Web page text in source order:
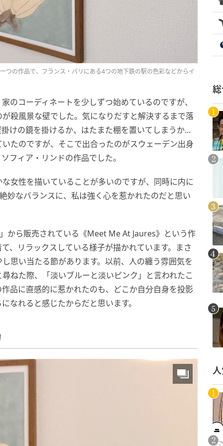
つの作品で、フランス・パリにある4つの地下鉄の駅の色彩などからイ
のコーディネートを少しずつ始めているのですが、
殺風景な壁でした。気になりだすと解決するまで落
けの鏡を掛けるか、はたまた棚を置いてしまうか...
たのですが、そこで出合ったのがスウェーデン出身
フィア・リンドの作品でした。
女性を描いていることが多いのですが、同時に内に
妙なバランスに、私は強く心を惹かれたのだと思い
から販売されている《Meet Me At Jaures》という作
、リラックスしている様子が描かれています。まさ
思い当たる節があります。以前、人の纏う雰囲気を
ねた際、「淡いブルーと淡いピンク」と言われたこ
品に直感的に惹かれたのも、どこか自分自身を投影
なれると感じたからだと思います。